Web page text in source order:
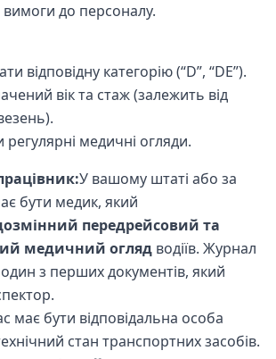
до персоналу.
відповідну категорію (“D”, “DE”).
вік та стаж (залежить від
медичні огляди.
У вашому штаті або за
бути медик, який
передрейсовий та
медичний огляд водіїв. Журнал
один з перших документів, який
має бути відповідальна особа
стан транспортних засобів.